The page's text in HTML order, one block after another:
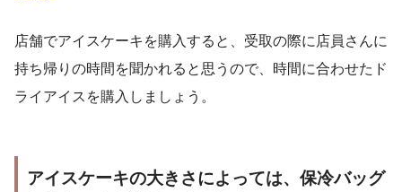
店舗でアイスケーキを購入すると、受取の際に店員さんに
持ち帰りの時間を聞かれると思うので、時間に合わせたド
ライアイスを購入しましょう。
アイスケーキの大きさによっては、保冷バッグ